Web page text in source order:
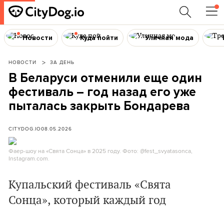
Новости Куда пойти Уличная мода
НОВОСТИ ЗА ДЕНЬ
В Беларуси отменили еще один
фестиваль – год назад его уже
пыталась закрыть Бондарева
CITYDOG.IO08.05.2026
Фаер-шоу на «Свята Сонца» в 2025 году. Фото: @fest_svyatasonca,
Instagram.com.
Купальский фестиваль «Свята
Сонца», который каждый год